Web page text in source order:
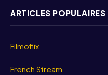
ARTICLES POPULAIRES
Filmoflix
French Stream